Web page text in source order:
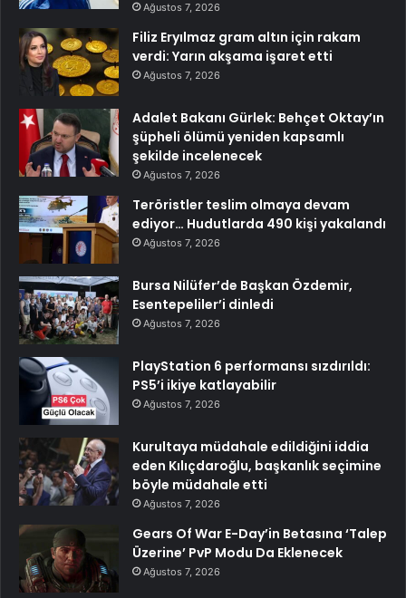
Ağustos 7, 2026
Filiz Eryılmaz gram altın için rakam
verdi: Yarın akşama işaret etti
Ağustos 7, 2026
Adalet Bakanı Gürlek: Behçet Oktay’ın
şüpheli ölümü yeniden kapsamlı
şekilde incelenecek
Ağustos 7, 2026
Teröristler teslim olmaya devam
ediyor… Hudutlarda 490 kişi yakalandı
Ağustos 7, 2026
Bursa Nilüfer’de Başkan Özdemir,
Esentepeliler’i dinledi
Ağustos 7, 2026
PlayStation 6 performansı sızdırıldı:
PS5’i ikiye katlayabilir
Ağustos 7, 2026
Kurultaya müdahale edildiğini iddia
eden Kılıçdaroğlu, başkanlık seçimine
böyle müdahale etti
Ağustos 7, 2026
Gears Of War E-Day’in Betasına ‘Talep
Üzerine’ PvP Modu Da Eklenecek
Ağustos 7, 2026